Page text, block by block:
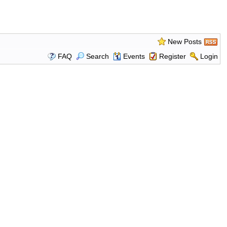
New Posts
FAQ
Search Events Register Login